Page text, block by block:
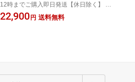
った人は勝ち肌
12時までご購入即日発送【休日除く】 ★み
るみる小じわやちりめんジワが消えてい
く!!! ★継続は力なりキット★
22,900 円 送料無料